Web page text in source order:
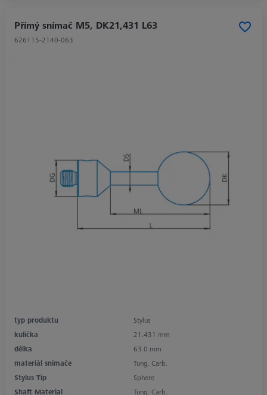
Přímý snímač M5, DK21,431 L63
626115-2140-063
typ produktu
Stylus
kulička
21.431 mm
délka
63.0 mm
materiál snímače
Tung. Carb.
Stylus Tip
Sphere
Shaft Material
Tung. Carb.